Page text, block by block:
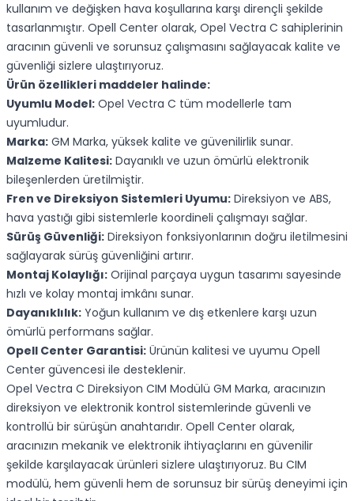
kullanım ve değişken hava koşullarına karşı dirençli şekilde
tasarlanmıştır. Opell Center olarak, Opel Vectra C sahiplerinin
aracının güvenli ve sorunsuz çalışmasını sağlayacak kalite ve
güvenliği sizlere ulaştırıyoruz.
Ürün özellikleri maddeler halinde:
Uyumlu Model: Opel Vectra C tüm modellerle tam
uyumludur.
Marka: GM Marka, yüksek kalite ve güvenilirlik sunar.
Malzeme Kalitesi: Dayanıklı ve uzun ömürlü elektronik
bileşenlerden üretilmiştir.
Fren ve Direksiyon Sistemleri Uyumu: Direksiyon ve ABS,
hava yastığı gibi sistemlerle koordineli çalışmayı sağlar.
Sürüş Güvenliği: Direksiyon fonksiyonlarının doğru iletilmesini
sağlayarak sürüş güvenliğini artırır.
Montaj Kolaylığı: Orijinal parçaya uygun tasarımı sayesinde
hızlı ve kolay montaj imkânı sunar.
Dayanıklılık: Yoğun kullanım ve dış etkenlere karşı uzun
ömürlü performans sağlar.
Opell Center Garantisi: Ürünün kalitesi ve uyumu Opell
Center güvencesi ile desteklenir.
Opel Vectra C Direksiyon CIM Modülü GM Marka, aracınızın
direksiyon ve elektronik kontrol sistemlerinde güvenli ve
kontrollü bir sürüşün anahtarıdır. Opell Center olarak,
aracınızın mekanik ve elektronik ihtiyaçlarını en güvenilir
şekilde karşılayacak ürünleri sizlere ulaştırıyoruz. Bu CIM
modülü, hem güvenli hem de sorunsuz bir sürüş deneyimi için